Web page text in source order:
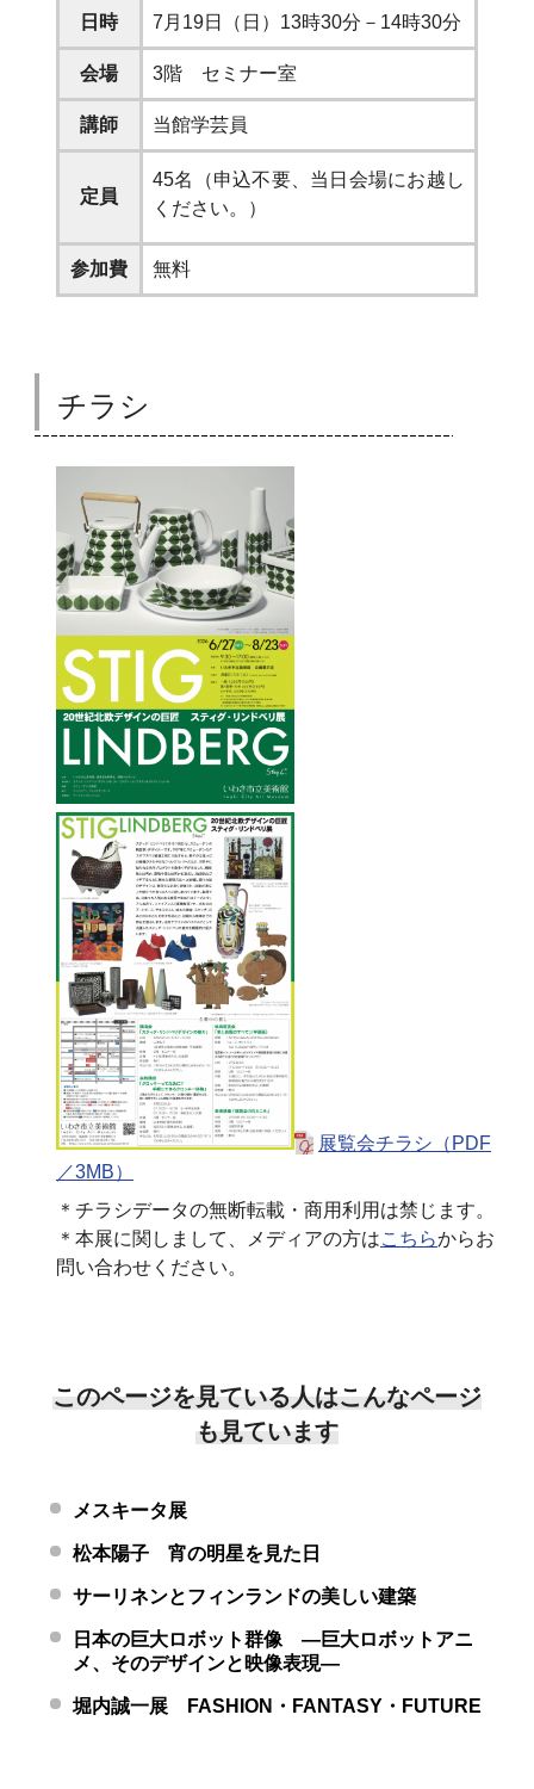
日時 7月19日（日）13時30分－14時30分
会場 3階 セミナー室
講師 当館学芸員
定員
45名
（申込不要、当日会場にお越し
ください。）
参加費 無料
チラシ
展覧会チラシ（PDF
／3MB）
＊チラシデータの無断転載・商用利用は禁じます。
＊本展に関しまして、メディアの方はこちらからお
問い合わせください。
このページを見ている人はこんなページ
も見ています
メスキータ展
松本陽子 宵の明星を見た日
サーリネンとフィンランドの美しい建築
日本の巨大ロボット群像 ―巨大ロボットアニ
メ、そのデザインと映像表現―
堀内誠一展 FASHION・FANTASY・FUTURE